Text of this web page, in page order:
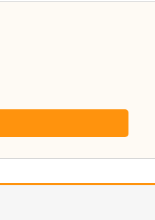
林外科・内科クリニック
林 裕章理事長取材記事